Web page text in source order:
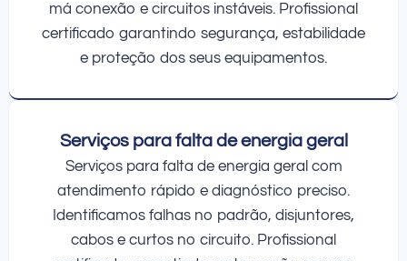
má conexão e circuitos instáveis. Profissional
certificado garantindo segurança, estabilidade
e proteção dos seus equipamentos.
Serviços para falta de energia geral
Serviços para falta de energia geral com
atendimento rápido e diagnóstico preciso.
Identificamos falhas no padrão, disjuntores,
cabos e curtos no circuito. Profissional